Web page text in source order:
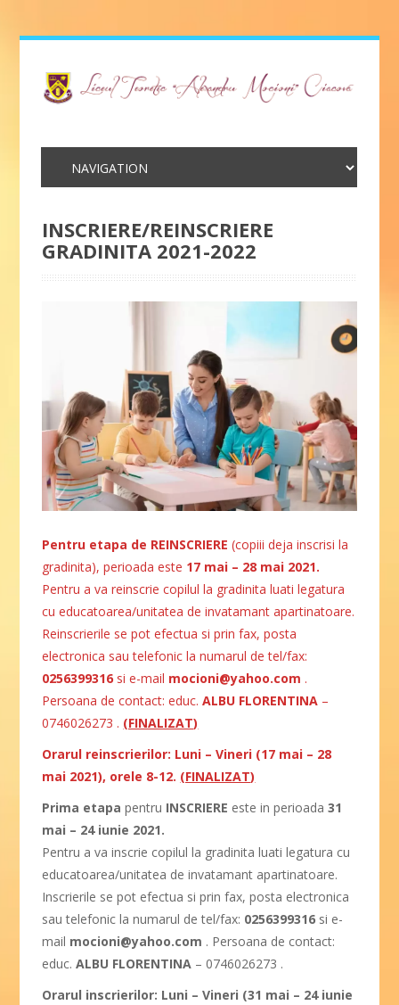
INSCRIERE/REINSCRIERE
GRADINITA 2021-2022
Pentru etapa de REINSCRIERE (copiii deja inscrisi la
gradinita), perioada este 17 mai – 28 mai 2021.
Pentru a va reinscrie copilul la gradinita luati legatura
cu educatoarea/unitatea de invatamant apartinatoare.
Reinscrierile se pot efectua si prin fax, posta
electronica sau telefonic la numarul de tel/fax:
0256399316 si e-mail mocioni@yahoo.com .
Persoana de contact: educ.ALBU FLORENTINA –
0746026273 . (FINALIZAT)
Orarul reinscrierilor: Luni – Vineri (17 mai – 28
mai 2021), orele 8-12. (FINALIZAT)
Prima etapa pentru INSCRIERE este in perioada31
mai – 24 iunie 2021.
Pentru a va inscrie copilul la gradinita luati legatura cu
educatoarea/unitatea de invatamant apartinatoare.
Inscrierile se pot efectua si prin fax, posta electronica
sau telefonic la numarul de tel/fax: 0256399316 si e-
mail mocioni@yahoo.com . Persoana de contact:
educ.ALBU FLORENTINA – 0746026273 .
Orarul inscrierilor: Luni – Vineri (31 mai – 24 iunie